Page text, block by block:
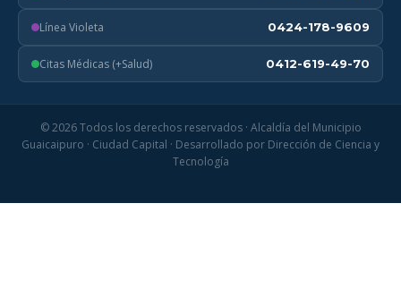
Línea Violeta 0424-178-9609
Citas Médicas (+Salud) 0412-619-49-70
© 2026 Todos los derechos reservados · Alcaldía del Municipio
Guaicaipuro · Ciudad Capital · Desarrollado por Dirección de Ciencia y
Tecnología